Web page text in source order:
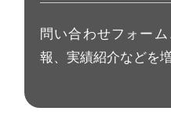
問い合わせフォー
報、実績紹介などを